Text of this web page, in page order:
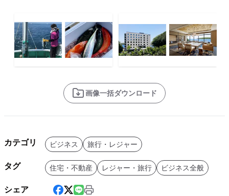
画像一括ダウンロード
カテゴリ ビジネス 旅行・レジャー
タグ 住宅・不動産 レジャー・旅行 ビジネス全般
シェア